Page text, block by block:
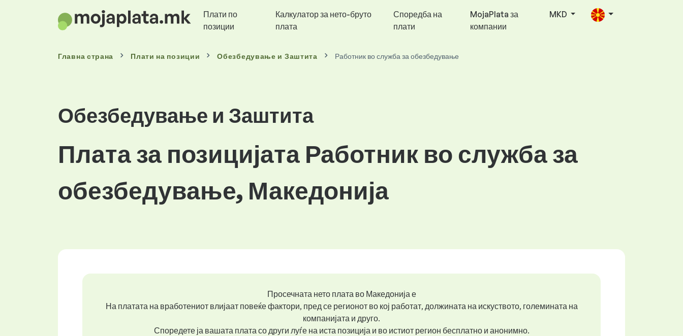
Плати по
позиции
Калкулатор за нето-бруто
плата
Споредба на
плати
MojaPlata за
компании
MKD
Главна страна Плати на позиции Обезбедување и Заштита Работник во служба за обезбедување
Обезбедување и Заштита
Плата за позицијата Работник во служба за
обезбедување, Македонија
Просечната нето плата во Македонија е
На платата на вработениот влијаат повеќе фактори, пред се регионот во кој работат, должината на искуството, големината на
компанијата и друго.
Споредете ја вашата плата со други луѓе на иста позиција и во истиот регион бесплатно и анонимно.